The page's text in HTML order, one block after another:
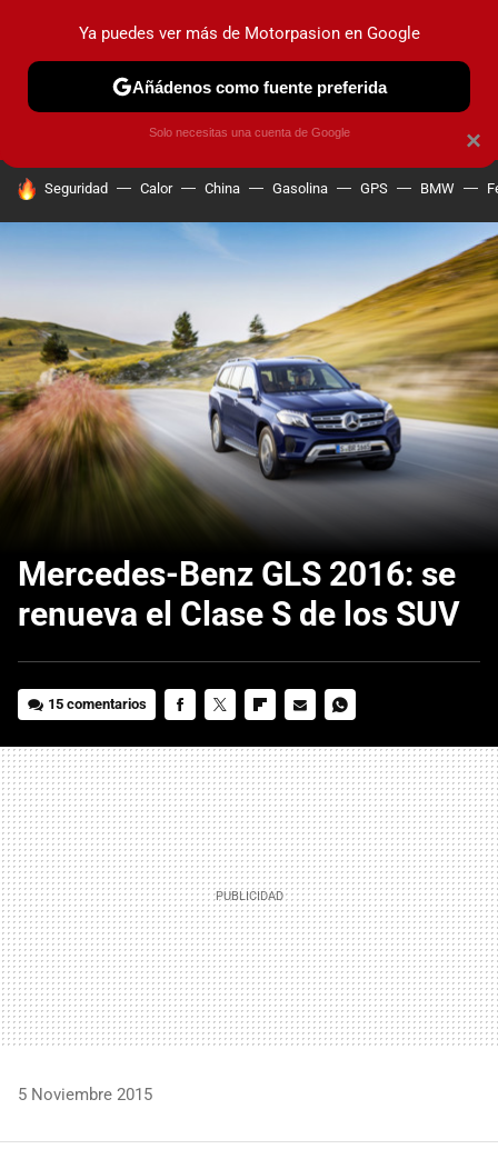
PRUEBAS COCHES ELÉCTRICOS OBSERVATORIO
HOY SE HABLA DE
Seguridad Calor China Gasolina GPS BMW
Mercedes-Benz GLS 2016: se
renueva el Clase S de los SUV
15 comentarios
MAIL
5 Noviembre 2015
×
Ya puedes ver más de Motorpasion en Google
Añádenos como fuente preferida
Solo necesitas una cuenta de Google